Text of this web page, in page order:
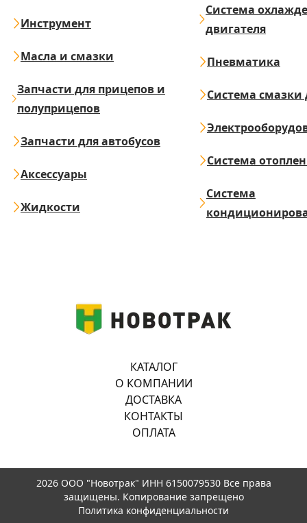
Инструмент
Масла и смазки
Запчасти для прицепов и
полуприцепов
Запчасти для автобусов
Аксессуары
Жидкости
Система
двигателя
Пневматика
Система смазки
Система
Система
КАТАЛОГ
О КОМПАНИИ
ДОСТАВКА
КОНТАКТЫ
ОПЛАТА
2026 ООО "Новотрак" ИНН 6150079530 Все права
защищены. Копирование запрещено
Политика конфиденциальности